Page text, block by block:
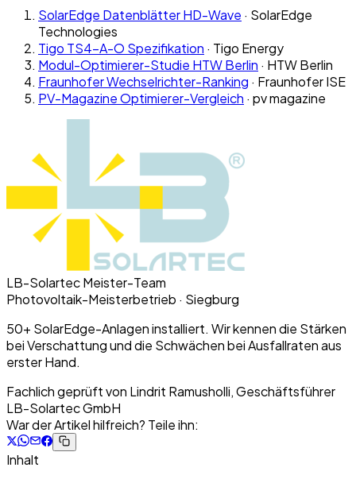
SolarEdge Datenblätter HD-Wave · SolarEdge
Technologies
Tigo TS4-A-O Spezifikation · Tigo Energy
Modul-Optimierer-Studie HTW Berlin · HTW Berlin
Fraunhofer Wechselrichter-Ranking · Fraunhofer ISE
PV-Magazine Optimierer-Vergleich · pv magazine
LB-Solartec Meister-Team
Photovoltaik-Meisterbetrieb · Siegburg
50+ SolarEdge-Anlagen installiert. Wir kennen die Stärken
bei Verschattung und die Schwächen bei Ausfallraten aus
erster Hand.
Fachlich geprüft von Lindrit Ramusholli, Geschäftsführer
LB-Solartec GmbH
War der Artikel hilfreich? Teile ihn:
Inhalt